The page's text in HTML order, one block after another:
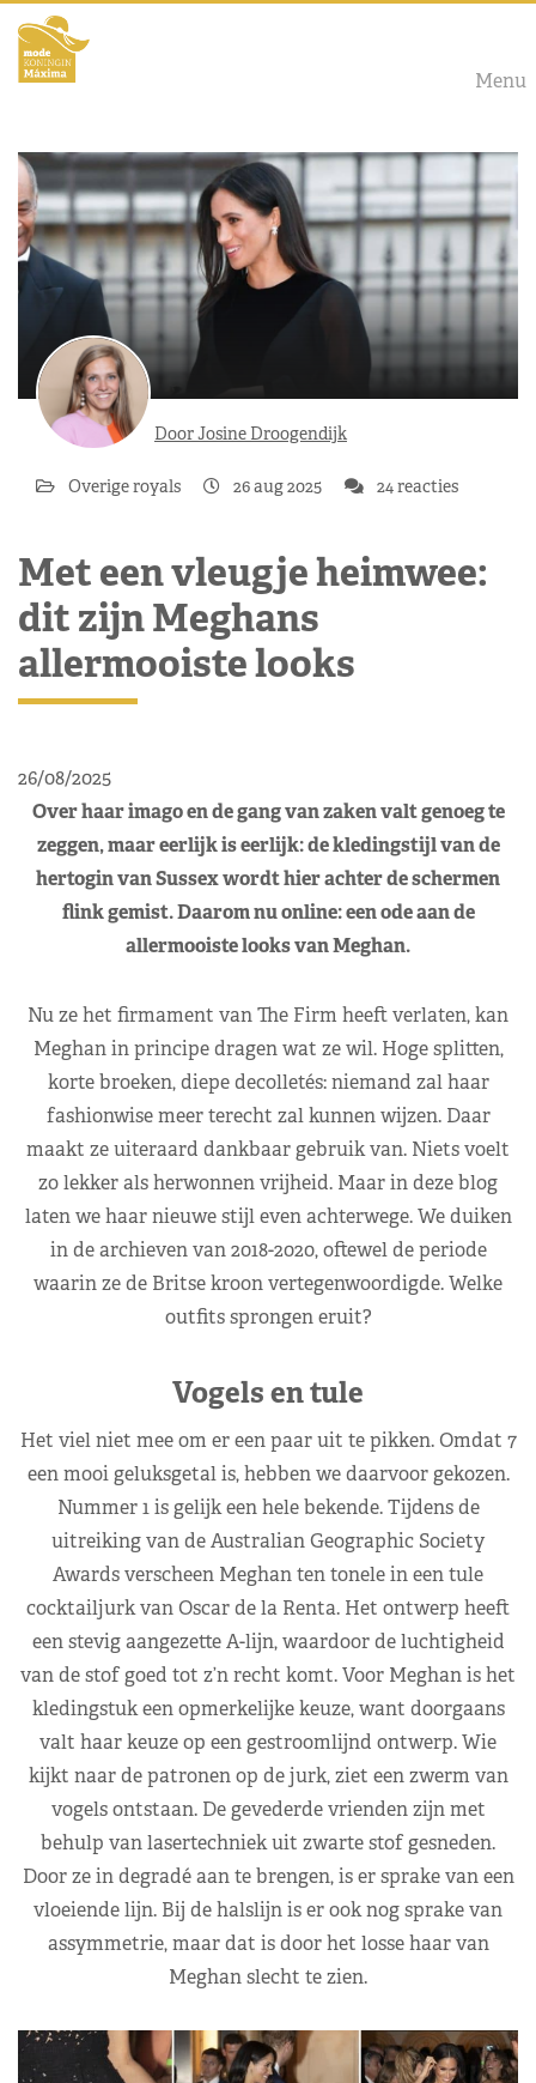
Menu
Door Josine Droogendijk
Overige royals 26 aug 2025 24 reacties
Met een vleugje heimwee:
dit zijn Meghans
allermooiste looks
26/08/2025
Over haar imago en de gang van zaken valt genoeg te
zeggen, maar eerlijk is eerlijk: de kledingstijl van de
hertogin van Sussex wordt hier achter de schermen
flink gemist. Daarom nu online: een ode aan de
allermooiste looks van Meghan.
Nu ze het firmament van The Firm heeft verlaten, kan
Meghan in principe dragen wat ze wil. Hoge splitten,
korte broeken, diepe decolletés: niemand zal haar
fashionwise meer terecht zal kunnen wijzen. Daar
maakt ze uiteraard dankbaar gebruik van. Niets voelt
zo lekker als herwonnen vrijheid. Maar in deze blog
laten we haar nieuwe stijl even achterwege. We duiken
in de archieven van 2018-2020, oftewel de periode
waarin ze de Britse kroon vertegenwoordigde. Welke
outfits sprongen eruit?
Vogels en tule
Het viel niet mee om er een paar uit te pikken. Omdat 7
een mooi geluksgetal is, hebben we daarvoor gekozen.
Nummer 1 is gelijk een hele bekende. Tijdens de
uitreiking van de Australian Geographic Society
Awards verscheen Meghan ten tonele in een tule
cocktailjurk van Oscar de la Renta. Het ontwerp heeft
een stevig aangezette A-lijn, waardoor de luchtigheid
van de stof goed tot z’n recht komt. Voor Meghan is het
kledingstuk een opmerkelijke keuze, want doorgaans
valt haar keuze op een gestroomlijnd ontwerp. Wie
kijkt naar de patronen op de jurk, ziet een zwerm van
vogels ontstaan. De gevederde vrienden zijn met
behulp van lasertechniek uit zwarte stof gesneden.
Door ze in degradé aan te brengen, is er sprake van een
vloeiende lijn. Bij de halslijn is er ook nog sprake van
assymmetrie, maar dat is door het losse haar van
Meghan slecht te zien.